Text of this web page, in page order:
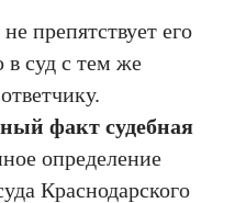
препятствует его
суд с тем же
факт судебная
определение
Краснодарского